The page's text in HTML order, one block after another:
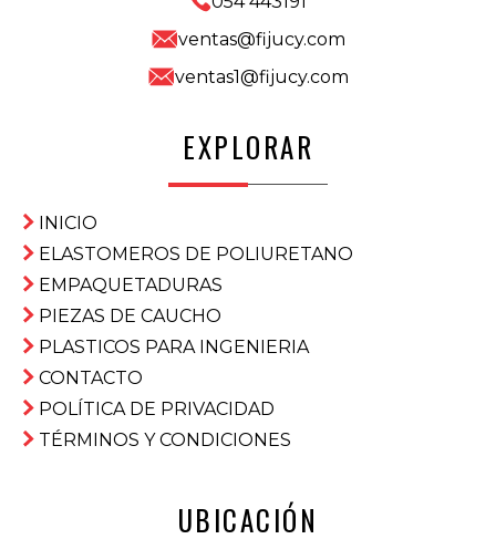
ventas@fijucy.com
ventas1@fijucy.com
EXPLORAR
INICIO
ELASTOMEROS DE POLIURETANO
EMPAQUETADURAS
PIEZAS DE CAUCHO
PLASTICOS PARA INGENIERIA
CONTACTO
POLÍTICA DE PRIVACIDAD
TÉRMINOS Y CONDICIONES
UBICACIÓN